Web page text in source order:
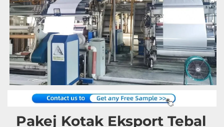
Pakej Kotak Eksport Tebal